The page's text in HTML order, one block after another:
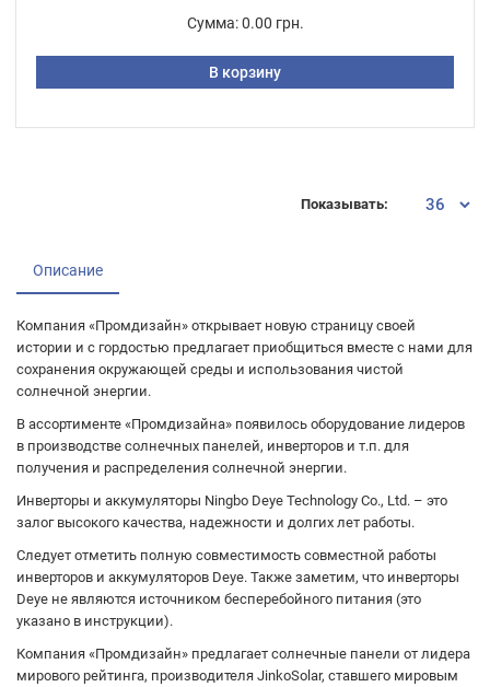
Сумма: 0.00 грн.
В корзину
Показывать:
Описание
Компания «Промдизайн» открывает новую страницу своей
истории и с гордостью предлагает приобщиться вместе с нами для
сохранения окружающей среды и использования чистой
солнечной энергии.
В ассортименте «Промдизайна» появилось оборудование лидеров
в производстве солнечных панелей, инверторов и т.п. для
получения и распределения солнечной энергии.
Инверторы и аккумуляторы Ningbo Deye Technology Co., Ltd. – это
залог высокого качества, надежности и долгих лет работы.
Следует отметить полную совместимость совместной работы
инверторов и аккумуляторов Deye. Также заметим, что инверторы
Deye не являются источником бесперебойного питания (это
указано в инструкции).
Компания «Промдизайн» предлагает солнечные панели от лидера
мирового рейтинга, производителя JinkoSolar, ставшего мировым